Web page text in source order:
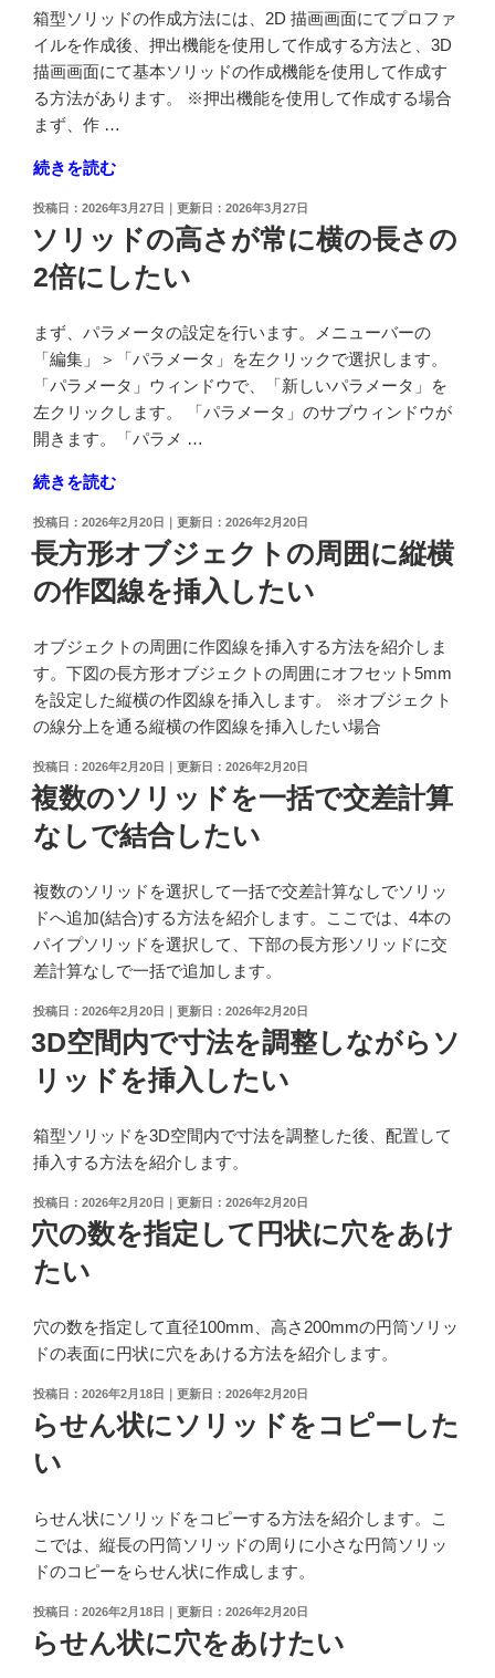
い"
の
ド
上
に
作
成
た
い"
箱型ソリッドの作成方法には、2D 描画画面にてプロファ
イルを作成後、押出機能を使用して作成する方法と、3D
描画画面にて基本ソリッドの作成機能を使用して作成す
る方法があります。 ※押出機能を使用して作成する場合
まず、作 …
"箱
ソ
リ
ッ
を
作
成
す
る
法
を
知
り
た
の
続きを読む
投
稿
日:
2026年3月27日 2026年3月27日
ソリッドの高さが常に横の長さの
2倍にしたい
まず、パラメータの設定を行います。メニューバーの
「編集」＞「パラメータ」を左クリックで選択します。
「パラメータ」ウィンドウで、「新しいパラメータ」を
左クリックします。 「パラメータ」のサブウィンドウが
開きます。「パラメ …
"ソ
ッ
ド
の
さ
が
常
に
の
長
さ
の
2
倍
に
た
い"
の
続きを読む
投
稿
日:
2026年2月20日 2026年2月20日
長方形オブジェクトの周囲に縦横
の作図線を挿入したい
オブジェクトの周囲に作図線を挿入する方法を紹介しま
す。下図の長方形オブジェクトの周囲にオフセット5mm
を設定した縦横の作図線を挿入します。 ※オブジェクト
の線分上を通る縦横の作図線を挿入したい場合
投
稿
日:
2026年2月20日 2026年2月20日
複数のソリッドを一括で交差計算
なしで結合したい
複数のソリッドを選択して一括で交差計算なしでソリッ
ドへ追加(結合)する方法を紹介します。ここでは、4本の
パイプソリッドを選択して、下部の長方形ソリッドに交
差計算なしで一括で追加します。
投
日:
2026年2月20日 2026年2月20日
3D空間内で寸法を調整しながらソ
リッドを挿入したい
箱型ソリッドを3D空間内で寸法を調整した後、配置して
挿入する方法を紹介します。
投
稿
日:
2026年2月20日 2026年2月20日
穴の数を指定して円状に穴をあけ
たい
穴の数を指定して直径100mm、高さ200mmの円筒ソリッ
ドの表面に円状に穴をあける方法を紹介します。
投
稿
日:
2026年2月18日 2026年2月20日
らせん状にソリッドをコピーした
い
らせん状にソリッドをコピーする方法を紹介します。こ
こでは、縦長の円筒ソリッドの周りに小さな円筒ソリッ
ドのコピーをらせん状に作成します。
投
稿
日:
2026年2月18日 2026年2月20日
らせん状に穴をあけたい